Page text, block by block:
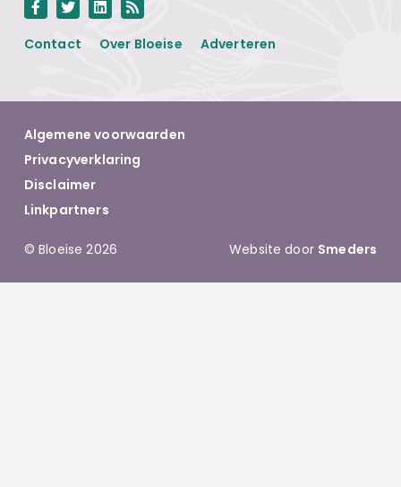
Contact Over Bloeise Adverteren
© Bloeise 2026
Algemene voorwaarden
Privacyverklaring
Disclaimer
Linkpartners
Website door Smeders